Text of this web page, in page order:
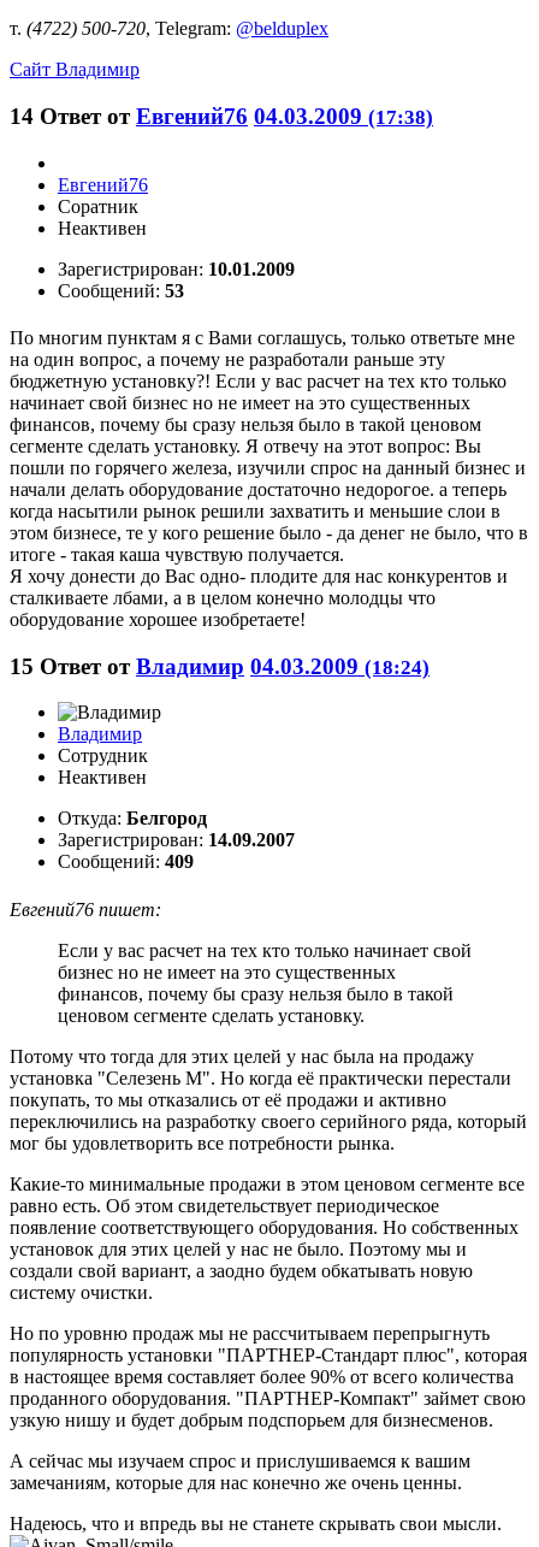
т. (4722) 500-720, Telegram: @belduplex
Сайт Владимир
14 Ответ отЕвгений76 04.03.2009 (17:38)
Евгений76
Соратник
Неактивен
Зарегистрирован: 10.01.2009
Сообщений: 53
По многим пунктам я с Вами соглашусь, только ответьте мне
на один вопрос, а почему не разработали раньше эту
бюджетную установку?! Если у вас расчет на тех кто только
начинает свой бизнес но не имеет на это существенных
финансов, почему бы сразу нельзя было в такой ценовом
сегменте сделать установку. Я отвечу на этот вопрос: Вы
пошли по горячего железа, изучили спрос на данный бизнес и
начали делать оборудование достаточно недорогое. а теперь
когда насытили рынок решили захватить и меньшие слои в
этом бизнесе, те у кого решение было - да денег не было, что в
итоге - такая каша чувствую получается.
Я хочу донести до Вас одно- плодите для нас конкурентов и
сталкиваете лбами, а в целом конечно молодцы что
оборудование хорошее изобретаете!
15 Ответ отВладимир 04.03.2009 (18:24)
Владимир
Сотрудник
Неактивен
Откуда: Белгород
Зарегистрирован: 14.09.2007
Сообщений: 409
Евгений76 пишет:
Если у вас расчет на тех кто только начинает свой
бизнес но не имеет на это существенных
финансов, почему бы сразу нельзя было в такой
ценовом сегменте сделать установку.
Потому что тогда для этих целей у нас была на продажу
установка "Селезень М". Но когда её практически перестали
покупать, то мы отказались от её продажи и активно
переключились на разработку своего серийного ряда, который
мог бы удовлетворить все потребности рынка.
Какие-то минимальные продажи в этом ценовом сегменте все
равно есть. Об этом свидетельствует периодическое
появление соответствующего оборудования. Но собственных
установок для этих целей у нас не было. Поэтому мы и
создали свой вариант, а заодно будем обкатывать новую
систему очистки.
Но по уровню продаж мы не рассчитываем перепрыгнуть
популярность установки "ПАРТНЕР-Стандарт плюс", которая
в настоящее время составляет более 90% от всего количества
проданного оборудования. "ПАРТНЕР-Компакт" займет свою
узкую нишу и будет добрым подспорьем для бизнесменов.
А сейчас мы изучаем спрос и прислушиваемся к вашим
замечаниям, которые для нас конечно же очень ценны.
Надеюсь, что и впредь вы не станете скрывать свои мысли.